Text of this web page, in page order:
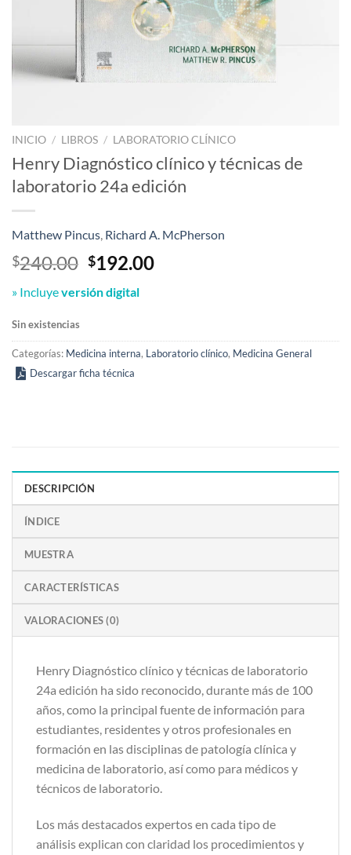
INICIO / LIBROS / LABORATORIO CLÍNICO
Henry Diagnóstico clínico y técnicas de
laboratorio 24a edición
Matthew Pincus, Richard A. McPherson
$240.00 El
original
$240.00.
$192.00El
$192.00.
» Incluyeversión digital
Sin existencias
Categorías: Medicina interna, Laboratorio clínico, Medicina General
Descargar ficha técnica
DESCRIPCIÓN
ÍNDICE
MUESTRA
CARACTERÍSTICAS
VALORACIONES (0)
Henry Diagnóstico clínico y técnicas de laboratorio
24a edición ha sido reconocido, durante más de 100
años, como la principal fuente de información para
estudiantes, residentes y otros profesionales en
formación en las disciplinas de patología clínica y
medicina de laboratorio, así como para médicos y
técnicos de laboratorio.
Los más destacados expertos en cada tipo de
análisis explican con claridad los procedimientos y